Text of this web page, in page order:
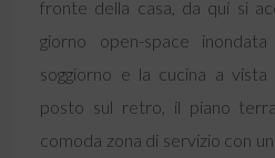
fronte della casa, da qui si
giorno open-space
soggiorno e la cucina a
posto sul retro, il piano
comoda zona di servizio con